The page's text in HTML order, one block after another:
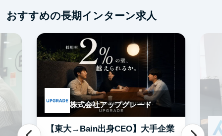
おすすめの長期インターン求人
株式会社アップグレード
【東大→Bain出身CEO】大手企業